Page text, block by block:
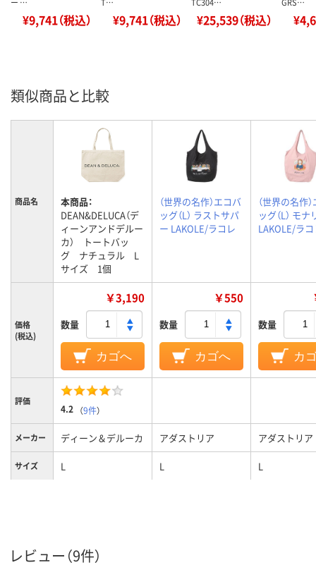
¥9,741（税込） ¥9,741（税込） ¥25,539（税込）
類似商品と比較
商品名
本商品：
DEAN&DELUCA（デ
ィーンアンドデルー
カ） トートバッ
グ ナチュラル L
サイズ 1個
（世界の名作）エコバ
ッグ（L） ラストサパ
ー LAKOLE/ラコレ
（世界の名作
ッグ（L） モナ
LAKOLE/ラ
価格
(税込)
￥3,190
数量
カゴへ
￥550
数量
カゴへ
数量
カ
評価
4.2 （9件）
メーカー ディーン＆デルーカ アダストリア アダストリア
サイズ L L L
レビュー（9件）